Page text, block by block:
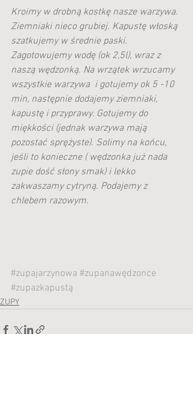
Kroimy w drobną kostkę nasze warzywa.
Ziemniaki nieco grubiej. Kapustę włoską
szatkujemy w średnie paski.
Zagotowujemy wodę (ok 2,5l), wraz z
naszą wędzonką. Na wrzątek wrzucamy
wszystkie warzywa  i gotujemy ok 5 -10
min, następnie dodajemy ziemniaki,
kapustę i przyprawy. Gotujemy do
miękkości (jednak warzywa mają
pozostać sprężyste). Solimy na końcu,
jeśli to konieczne ( wędzonka już nada
zupie dość słony smak) i lekko
zakwaszamy cytryną. Podajemy z
chlebem razowym.
#zupajarzynowa #zupanawędzonce
#zupazkapustą
ZUPY